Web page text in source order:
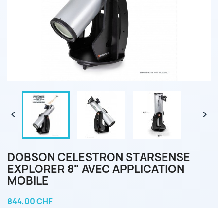
 
DOBSON CELESTRON STARSENSE
EXPLORER 8" AVEC APPLICATION
MOBILE
844,00 CHF